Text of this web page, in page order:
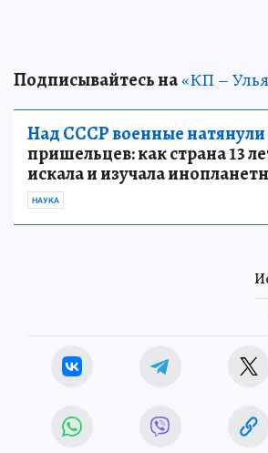
Подписывайтесь на«КП –
Над СССР военные натянули
пришельцев: как страна 13
искала и изучала
НАУКА